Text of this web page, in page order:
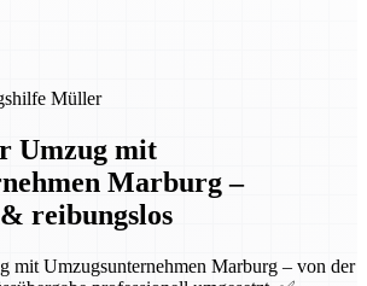
Müller
Umzug mit
Marburg –
reibungslos
mit Umzugsunternehmen Marburg – von der